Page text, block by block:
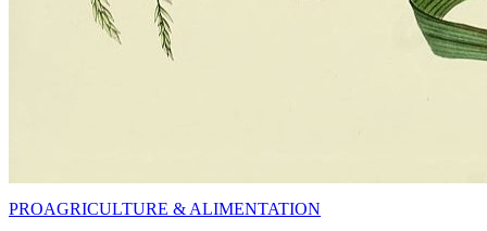
PROAGRICULTURE & ALIMENTATION